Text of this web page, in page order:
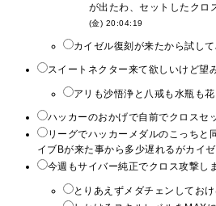
が出たわ、セットしたクロ
(金) 20:04:19
カイゼル復刻が来たから試し
スイートネクター来て欲しいけど望
アリも沙悟浄と八戒も水瓶も
ハッカーのおかげで自前でクロスセ
リーグでハッカーメダルのこっちと
イブBが来た事から多少遅れるがカイ
今週もサイバー純正でクロス攻撃し
とりあえずメダチェンしてお